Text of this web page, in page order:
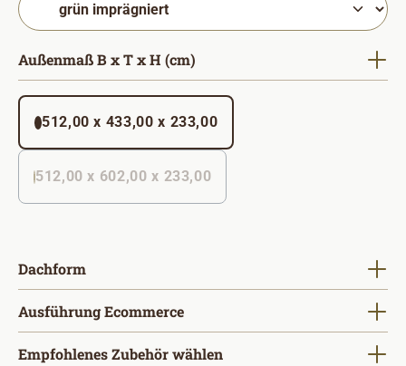
Außenmaß B x T x H (cm)
512,00 x 433,00 x 233,00
512,00 x 602,00 x 233,00
Dachform
Ausführung Ecommerceauswählen
Empfohlenes Zubehör wählen